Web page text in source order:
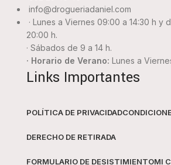
info@drogueriadaniel.com
· Lunes a Viernes 09:00 a 14:30 h y
20:00 h.
· Sábados de 9 a 14 h.
· Horario de Verano: Lunes a
Links Importantes
POLÍTICA DE PRIVACIDAD
DERECHO DE RETIRADA
FORMULARIO DE DESISTIMIENTOMI